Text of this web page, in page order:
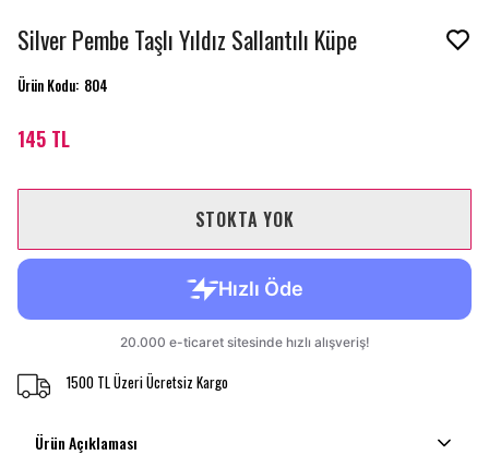
Silver Pembe Taşlı Yıldız Sallantılı Küpe
Ürün Kodu: 804
145 TL
STOKTA YOK
1500 TL Üzeri Ücretsiz Kargo
Ürün Açıklaması